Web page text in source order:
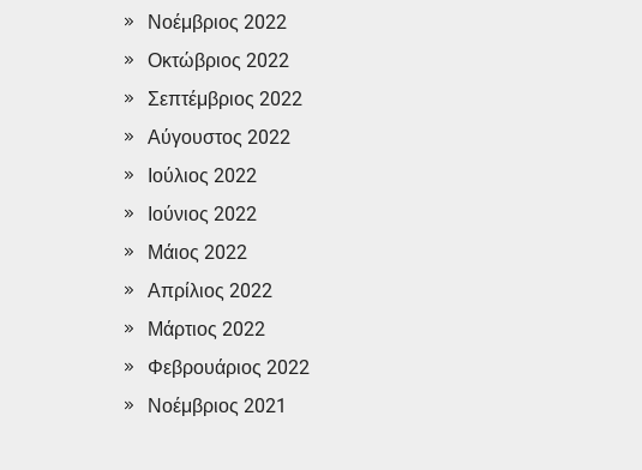
Νοέμβριος 2022
Οκτώβριος 2022
Σεπτέμβριος 2022
Αύγουστος 2022
Ιούλιος 2022
Ιούνιος 2022
Μάιος 2022
Απρίλιος 2022
Μάρτιος 2022
Φεβρουάριος 2022
Νοέμβριος 2021